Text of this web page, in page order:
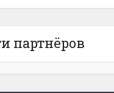
партнёров